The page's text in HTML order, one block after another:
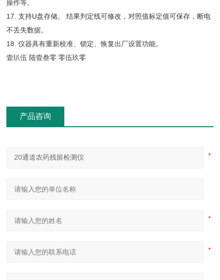
操作等。
17. 支持U盘存储。 结果判定线可修改，对照值标定值可保存，断电
不丢失数据。
18. 仪器具有重新校准、锁定、恢复出厂设置功能。
壹玐伍 陆壹叁零 零伍玖零
产品咨询